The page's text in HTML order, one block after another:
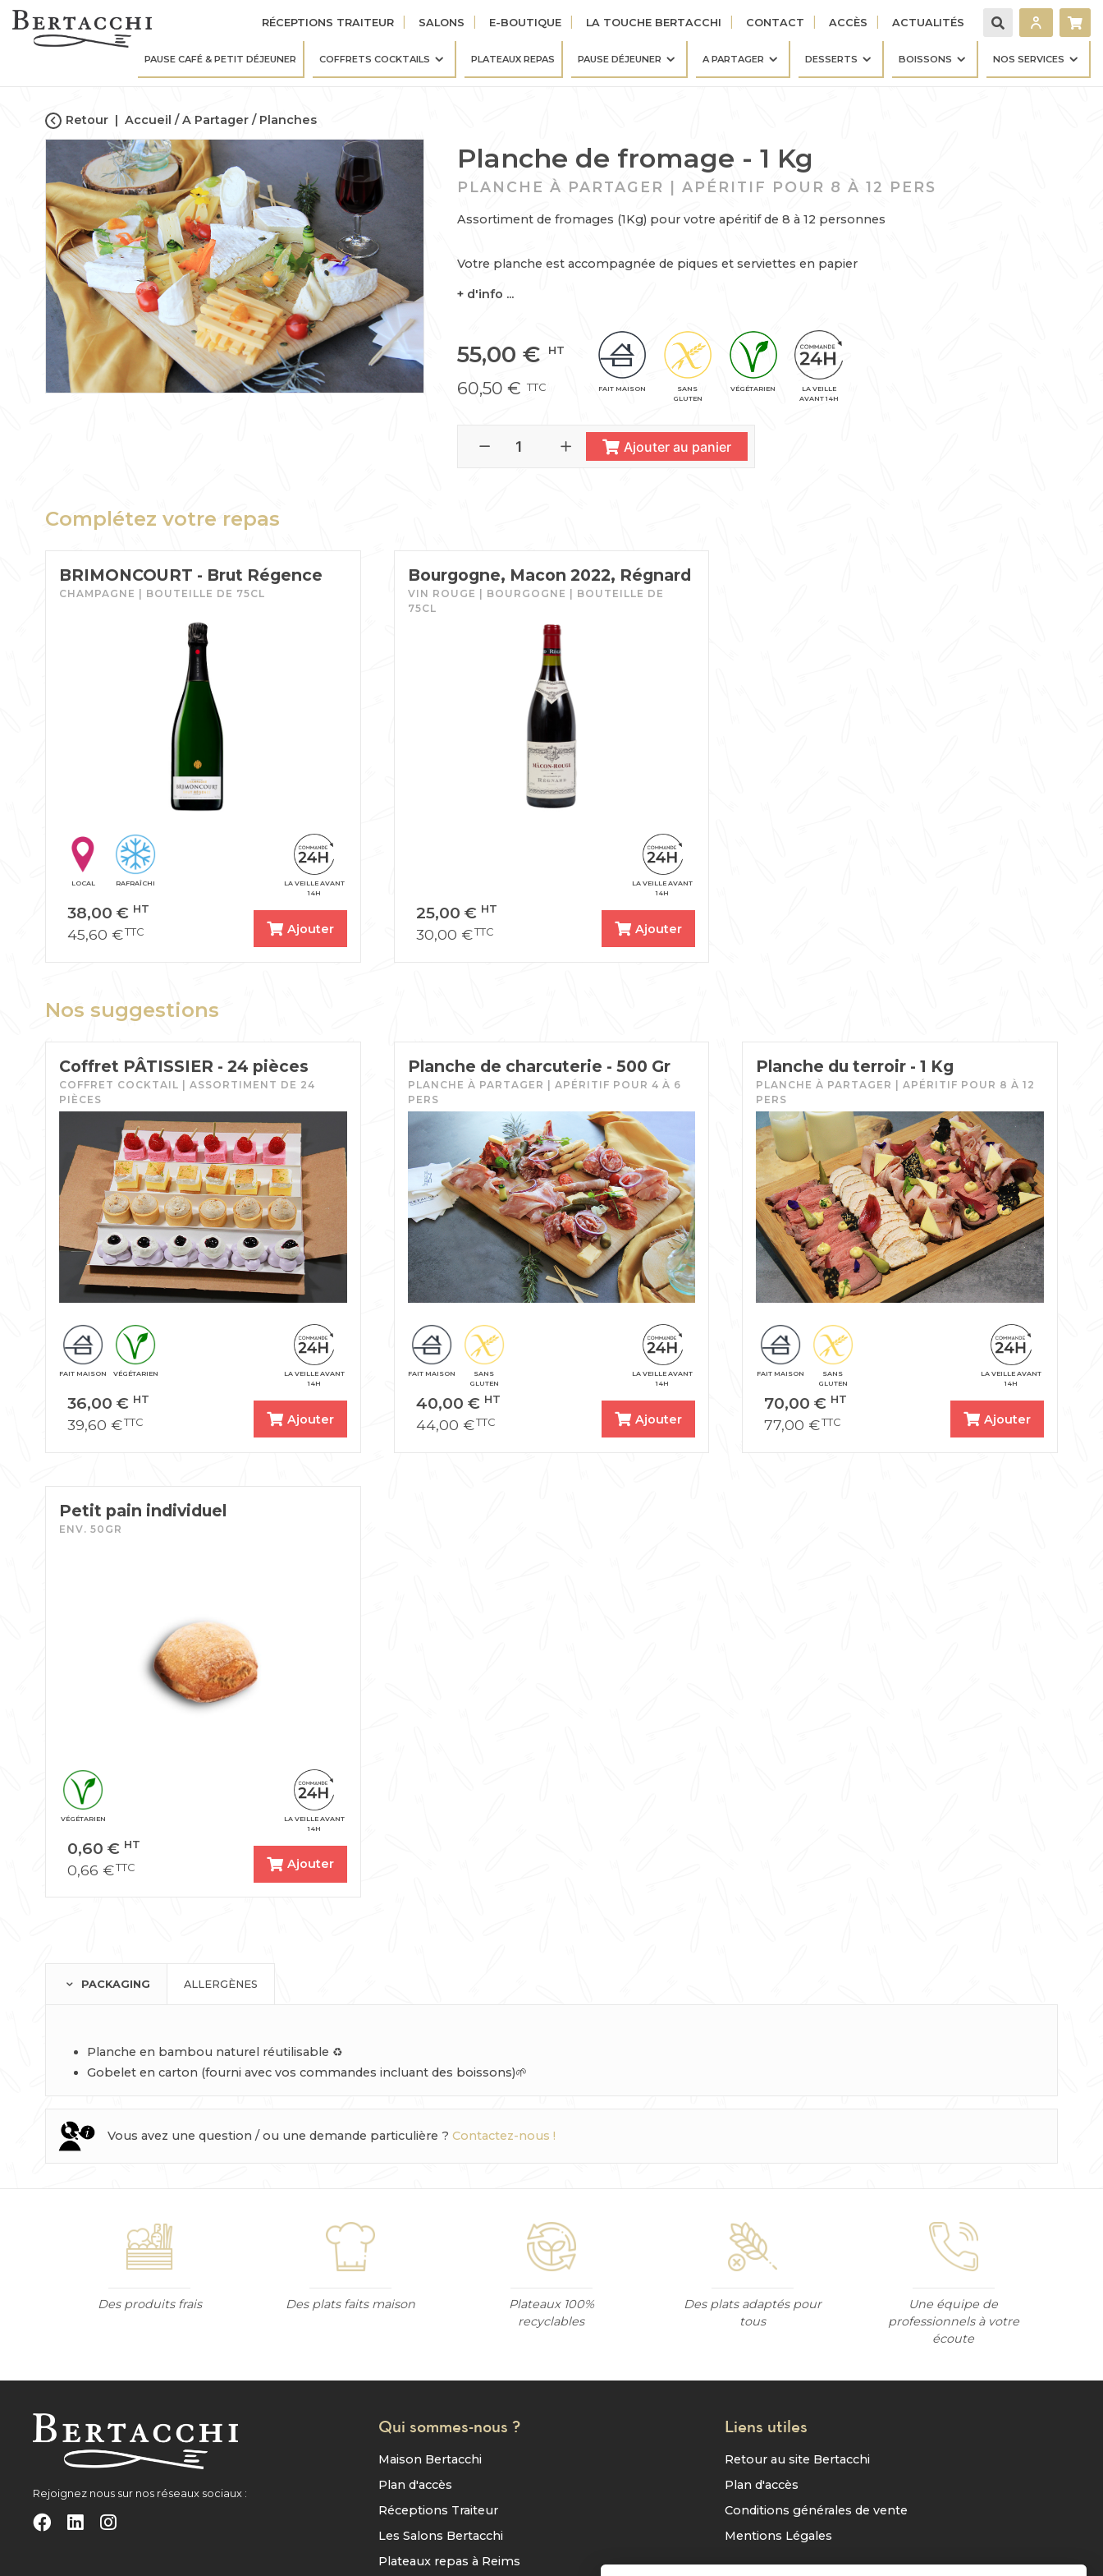
RÉCEPTIONS TRAITEUR SALONS E-BOUTIQUE LA TOUCHE BERTACCHI CONTACT ACCÈS ACTUALITÉS
PAUSE CAFÉ & PETIT DÉJEUNER COFFRETS COCKTAILS PLATEAUX REPAS PAUSE DÉJEUNER A PARTAGER DESSERTS BOISSONS NOS SERVICES
Retour | Accueil A Partager Planches
Planche de fromage - 1 Kg
PLANCHE À PARTAGER | APÉRITIF POUR 8 À 12 PERS
Assortiment de fromages (1Kg) pour votre apéritif de 8 à 12 personnes
Votre planche est accompagnée de piques et serviettes en papier
+ d'info ...
FAIT MAISON
SANS
GLUTEN
VÉGÉTARIEN
LA VEILLE
AVANT 14H
55,00 € HT
60,50 € TTC
Ajouter au panier
Complétez votre repas
BRIMONCOURT - Brut Régence
CHAMPAGNE | BOUTEILLE DE 75CL
LA VEILLE AVANT
14H
LOCAL RAFRAÎCHI
38,00 € HT
45,60 €TTC Ajouter
Bourgogne, Macon 2022, Régnard
VIN ROUGE | BOURGOGNE | BOUTEILLE DE
75CL
LA VEILLE AVANT
14H
25,00 € HT
30,00 €TTC Ajouter
Nos suggestions
Coffret PÂTISSIER - 24 pièces
COFFRET COCKTAIL | ASSORTIMENT DE 24
PIÈCES
LA VEILLE AVANT
14H
FAIT MAISON VÉGÉTARIEN
36,00 € HT
39,60 €TTC Ajouter
Planche de charcuterie - 500 Gr
PLANCHE À PARTAGER | APÉRITIF POUR 4 À 6
PERS
LA VEILLE AVANT
14H
FAIT MAISON
SANS
GLUTEN
40,00 € HT
44,00 €TTC Ajouter
Planche du terroir - 1 Kg
PLANCHE À PARTAGER | APÉRITIF POUR 8 À 12
PERS
LA VEILLE AVANT
14H
FAIT MAISON
SANS
GLUTEN
70,00 € HT
77,00 €TTC Ajouter
Petit pain individuel
ENV. 50GR
LA VEILLE AVANT
14H
VÉGÉTARIEN
0,60 € HT
0,66 €TTC Ajouter
PACKAGING ALLERGÈNES
Planche en bambou naturel réutilisable ♻️
Gobelet en carton (fourni avec vos commandes incluant des boissons)🌱
Vous avez une question / ou une demande particulière ? Contactez-nous !
Des produits frais Des plats faits maison
Plateaux 100%
recyclables
Des plats adaptés pour
tous
Une équipe de
professionnels à votre
écoute
Rejoignez nous sur nos réseaux sociaux :
Qui sommes-nous ?
Maison Bertacchi
Plan d'accès
Réceptions Traiteur
Les Salons Bertacchi
Plateaux repas à Reims
Liens utiles
Retour au site Bertacchi
Plan d'accès
Conditions générales de vente
Mentions Légales